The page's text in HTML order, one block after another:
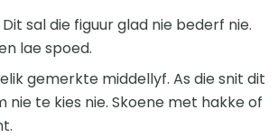
sal die figuur glad nie bederf nie.
lae spoed.
gemerkte middellyf. As die snit dit
te kies nie. Skoene met hakke of